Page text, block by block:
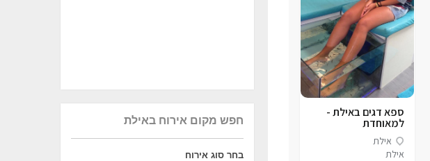
חפש מקום אירוח באילת
בחר סוג אירוח